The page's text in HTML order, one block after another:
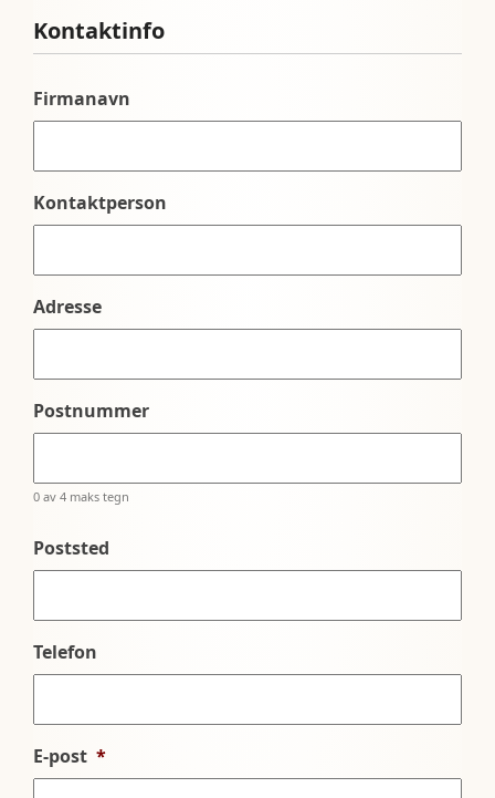
Kontaktinfo
Firmanavn
Kontaktperson
Adresse
Postnummer
0 av 4 maks tegn
Poststed
Telefon
E-post *